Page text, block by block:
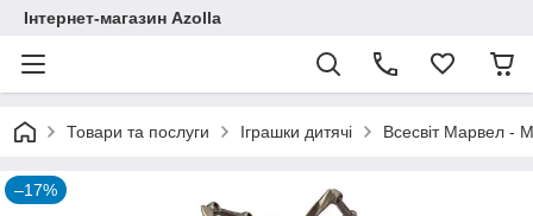
Інтернет-магазин Azolla
Товари та послуги Іграшки дитячі Всесвіт Марвел -
–17%